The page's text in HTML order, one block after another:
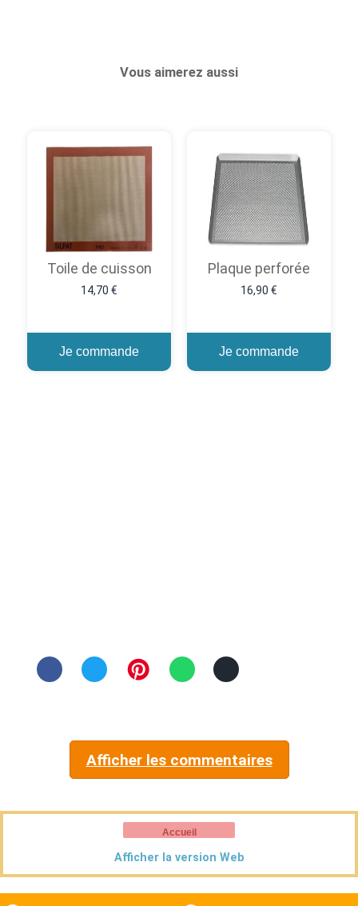
Vous aimerez aussi
Toile de cuisson
14,70 €
Je commande
Plaque perforée
16,90 €
Je commande
Afficher les commentaires
Accueil
Afficher la version Web